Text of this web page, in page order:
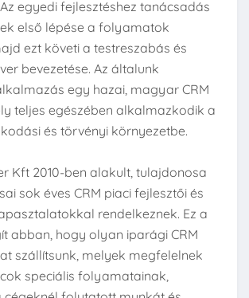
egyedi fejlesztéshez tanácsadás
első lépése a folyamatok
ezt követi a testreszabás és
bevezetése. Az általunk
egy hazai, magyar CRM
teljes egészében alkalmazkodik a
és törvényi környezetbe.
Kft 2010-ben alakult, tulajdonosa
sok éves CRM piaci fejlesztői és
rendelkeznek. Ez a
abban, hogy olyan iparági CRM
szállítsunk, melyek megfelelnek
speciális folyamatainak,